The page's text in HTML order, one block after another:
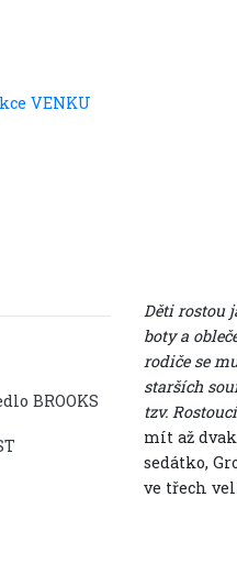
BROOKS
Děti rostou
boty a
rodiče se
starších
tzv.
mít až
sedátko,
ve třech